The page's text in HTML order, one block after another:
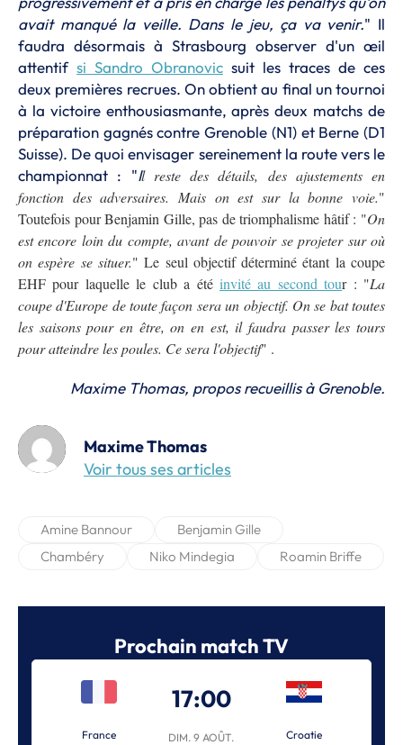
avait manqué la veille. Dans le jeu, ça va venir." Il
faudra désormais à Strasbourg observer d'un œil
attentif si Sandro Obranovic suit les traces de ces
deux premières recrues. On obtient au final un tournoi
à la victoire enthousiasmante, après deux matchs de
préparation gagnés contre Grenoble (N1) et Berne (D1
Suisse). De quoi envisager sereinement la route vers le
championnat : "Il reste des détails, des ajustements en
fonction des adversaires. Mais on est sur la bonne voie."
Toutefois pour Benjamin Gille, pas de triomphalisme hâtif : "On
est encore loin du compte, avant de pouvoir se projeter sur où
on espère se situer." Le seul objectif déterminé étant la coupe
EHF pour laquelle le club a été invité au second tour : "La
coupe d'Europe de toute façon sera un objectif. On se bat toutes
les saisons pour en être, on en est, il faudra passer les tours
pour atteindre les poules. Ce sera l'objectif" .
Maxime Thomas, propos recueillis à Grenoble.
Maxime Thomas
Voir tous ses articles
Amine Bannour
Benjamin Gille
Chambéry
Niko Mindegia Roamin Briffe
Prochain match TV
France
17:00
DIM. 9 AOÛT. Croatie